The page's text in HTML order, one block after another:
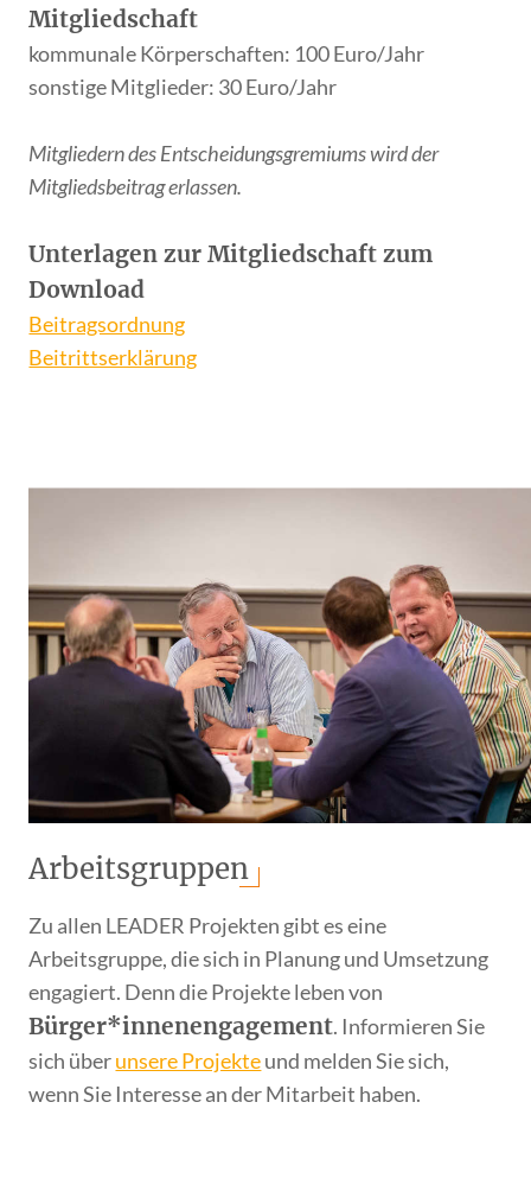
Mitgliedschaft
kommunale Körperschaften: 100 Euro/Jahr
sonstige Mitglieder: 30 Euro/Jahr
Mitgliedern des Entscheidungsgremiums wird der
Mitgliedsbeitrag erlassen.
Unterlagen zur Mitgliedschaft zum
Download
Beitragsordnung
Beitrittserklärung
Arbeitsgruppen
Zu allen LEADER Projekten gibt es eine
Arbeitsgruppe, die sich in Planung und Umsetzung
engagiert. Denn die Projekte leben von
Bürger*innenengagement. Informieren Sie
sich überunsere Projekteund melden Sie sich,
wenn Sie Interesse an der Mitarbeit haben.